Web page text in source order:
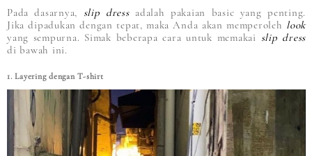
Pada dasarnya, slip dressadalah pakaian basic yang penting.
Jika dipadukan dengan tepat, maka Anda akan memperoleh look
yang sempurna. Simak beberapa cara untuk memakai slip dress
di bawah ini.
1. Layering dengan T-shirt